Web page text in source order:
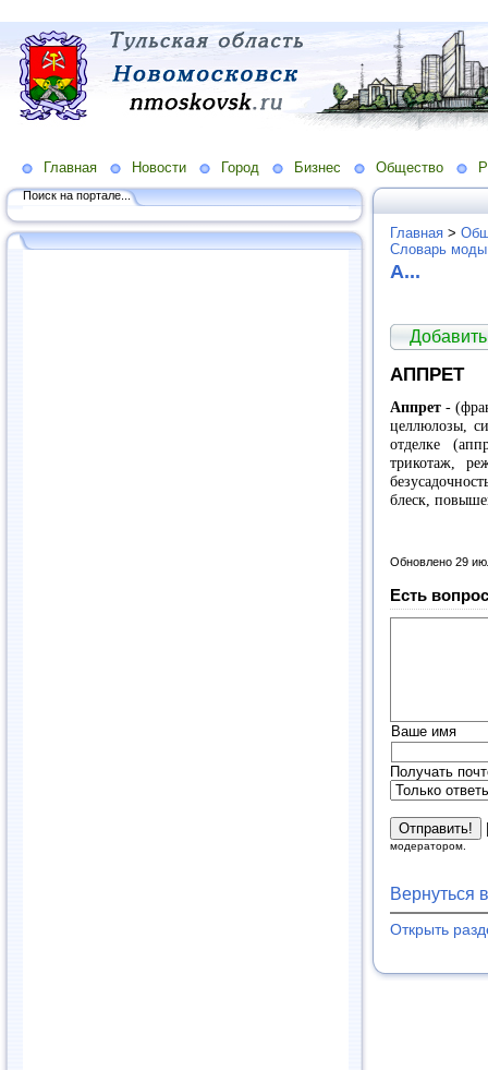
Главная Новости Город Бизнес Общество
Поиск на портале...
Главная >
Словарь
А...
АППРЕТ
Аппрет -
целлюлозы,
отделке
трикотаж,
блеск,
Обновлено 29
Есть
Ваше имя
Получать
модератором.
Вернуться
Открыть